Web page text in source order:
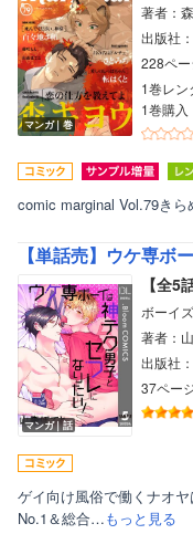
マンガ｜巻
著者：
出版社
228ペー
1巻レン
1巻購入
comic marginal Vol.79き
マンガ｜話
【全5
ボーイ
著者：
出版社
37ペー
ゲイ向け風俗で働くナオ
No.1＆総合…もっと見る